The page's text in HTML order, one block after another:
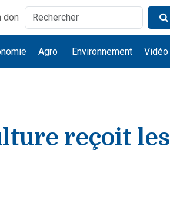
don
Agro Environnement Vidéo
reçoit les